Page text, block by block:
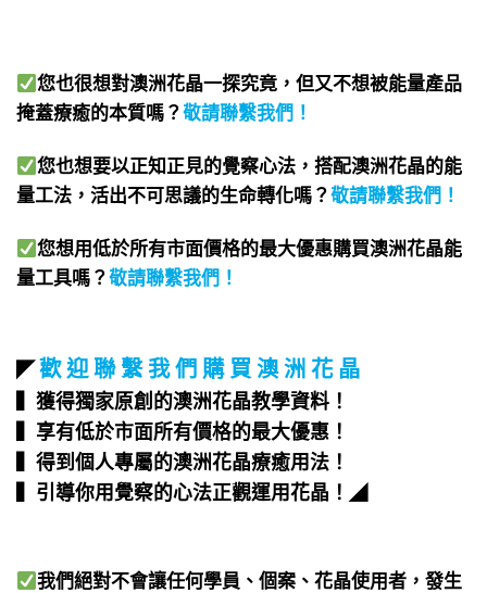
您也很想對澳洲花晶一探究竟，但又不想被能量產品
掩蓋療癒的本質嗎？敬請聯繫我們 ！
您也想要以正知正見的覺察心法，搭配澳洲花晶的能
量工法，活出不可思議的生命轉化嗎？敬請聯繫我們 ！
您想用低於所有市面價格的最大優惠購買澳洲花晶能
量工具嗎？敬請聯繫我們 ！
◤歡 迎 聯 繫 我 們 購 買 澳 洲 花 晶
▍獲得獨家原創的澳洲花晶教學資料！
▍享有低於市面所有價格的最大優惠！
▍得到個人專屬的澳洲花晶療癒用法！
▍引導你用覺察的心法正觀運用花晶！ ◢
我們絕對不會讓任何學員、個案、花晶使用者，發生